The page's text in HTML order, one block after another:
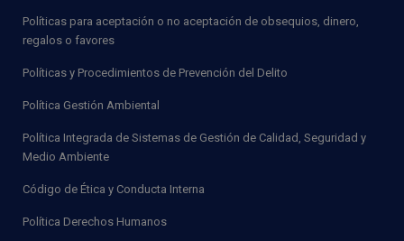
Políticas para aceptación o no aceptación de obsequios, dinero,
regalos o favores
Políticas y Procedimientos de Prevención del Delito
Política Gestión Ambiental
Política Integrada de Sistemas de Gestión de Calidad, Seguridad y
Medio Ambiente
Código de Ética y Conducta Interna
Política Derechos Humanos